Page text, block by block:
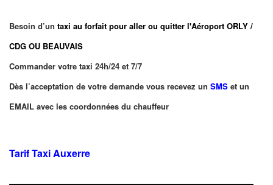
Besoin d’un taxi au forfait pour aller ou quitter l'Aéroport ORLY /
CDG OU BEAUVAIS
Commander votre taxi 24h/24 et 7/7
Dès l’acceptation de votre demande vous recevez un SMS et un
EMAIL avec les coordonnées du chauffeur
Tarif Taxi Auxerre